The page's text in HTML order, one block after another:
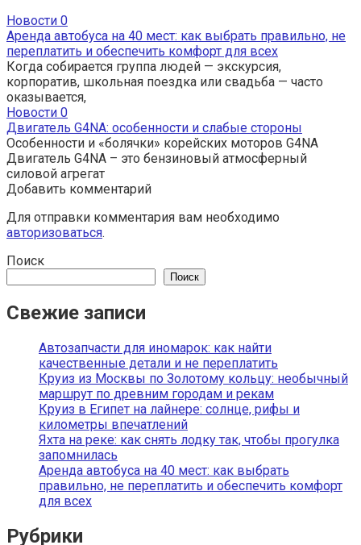
Новости 0
Аренда автобуса на 40 мест: как выбрать правильно, не
переплатить и обеспечить комфорт для всех
Когда собирается группа людей — экскурсия,
корпоратив, школьная поездка или свадьба — часто
оказывается,
Новости 0
Двигатель G4NA: особенности и слабые стороны
Особенности и «болячки» корейских моторов G4NA
Двигатель G4NA – это бензиновый атмосферный
силовой агрегат
Добавить комментарий
Для отправки комментария вам необходимо
авторизоваться.
Поиск
Поиск
Свежие записи
Автозапчасти для иномарок: как найти
качественные детали и не переплатить
Круиз из Москвы по Золотому кольцу: необычный
маршрут по древним городам и рекам
Круиз в Египет на лайнере: солнце, рифы и
километры впечатлений
Яхта на реке: как снять лодку так, чтобы прогулка
запомнилась
Аренда автобуса на 40 мест: как выбрать
правильно, не переплатить и обеспечить комфорт
для всех
Рубрики